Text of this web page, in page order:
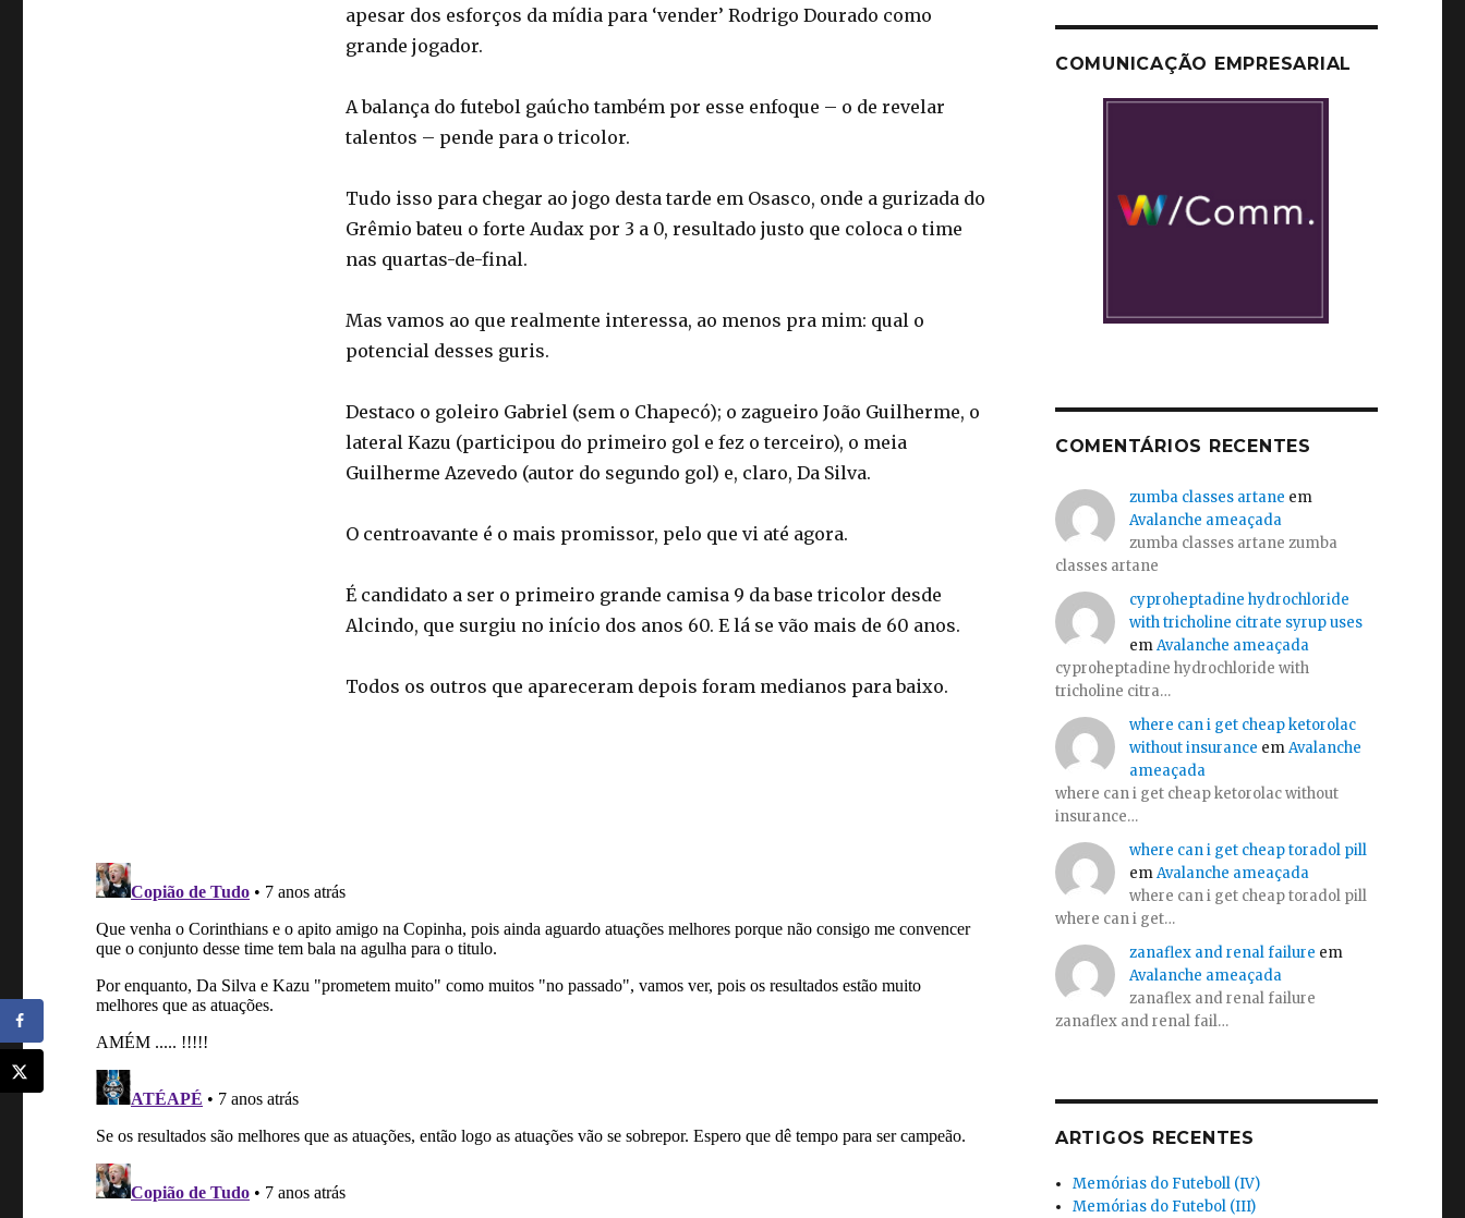
apesar dos esforços da mídia para ‘vender’ Rodrigo Dourado como
grande jogador.
A balança do futebol gaúcho também por esse enfoque – o de revelar
talentos – pende para o tricolor.
Tudo isso para chegar ao jogo desta tarde em Osasco, onde a gurizada do
Grêmio bateu o forte Audax por 3 a 0, resultado justo que coloca o time
nas quartas-de-final.
Mas vamos ao que realmente interessa, ao menos pra mim: qual o
potencial desses guris.
Destaco o goleiro Gabriel (sem o Chapecó); o zagueiro João Guilherme, o
lateral Kazu (participou do primeiro gol e fez o terceiro), o meia
Guilherme Azevedo (autor do segundo gol) e, claro, Da Silva.
O centroavante é o mais promissor, pelo que vi até agora.
É candidato a ser o primeiro grande camisa 9 da base tricolor desde
Alcindo, que surgiu no início dos anos 60. E lá se vão mais de 60 anos.
Todos os outros que apareceram depois foram medianos para baixo.
COMUNICAÇÃO EMPRESARIAL
COMENTÁRIOS RECENTES
zumba classes artane em
Avalanche ameaçada
zumba classes artane zumba
classes artane
cyproheptadine hydrochloride
with tricholine citrate syrup uses
emAvalanche ameaçada
cyproheptadine hydrochloride with
tricholine citra…
where can i get cheap ketorolac
without insurance emAvalanche
ameaçada
where can i get cheap ketorolac without
insurance…
where can i get cheap toradol pill
emAvalanche ameaçada
where can i get cheap toradol pill
where can i get…
zanaflex and renal failure em
Avalanche ameaçada
zanaflex and renal failure
zanaflex and renal fail…
ARTIGOS RECENTES
Memórias do Futeboll (IV)
Memórias do Futebol (III)